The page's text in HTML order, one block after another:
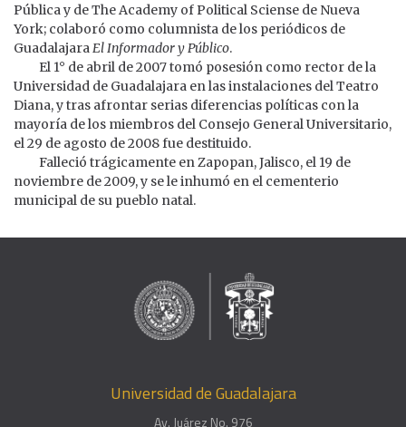
Pública y de The Academy of Political Sciense de Nueva
York; colaboró como columnista de los periódicos de
GuadalajaraEl Informador y Público.
El 1° de abril de 2007 tomó posesión como rector de la
Universidad de Guadalajara en las instalaciones del Teatro
Diana, y tras afrontar serias diferencias políticas con la
mayoría de los miembros del Consejo General Universitario,
el 29 de agosto de 2008 fue destituido.
Falleció trágicamente en Zapopan, Jalisco, el 19 de
noviembre de 2009, y se le inhumó en el cementerio
municipal de su pueblo natal.
Universidad de Guadalajara
Av. Juárez No. 976